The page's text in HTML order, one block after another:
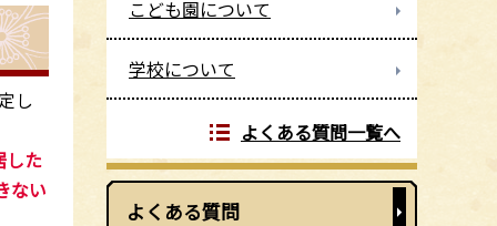
し
した
ない
こども園について
学校について
よくある質問一覧へ
よくある質問